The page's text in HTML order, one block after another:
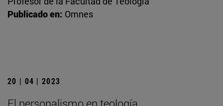
Publicado en: Omnes
20 | 04 | 2023